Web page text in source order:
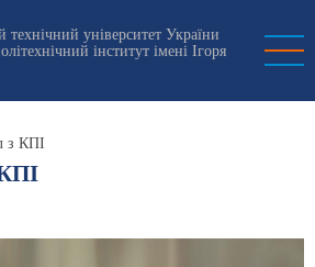
технічний університет України
інститут імені Ігоря
з КПІ